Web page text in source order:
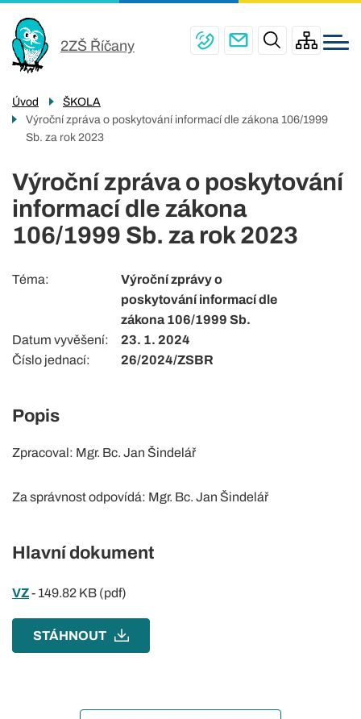
hlavnímu
obsahu
navigace
ŠKOLA
PRO ŽÁKY
PRO RODIČE
KONTAKTY
2ZŠ Říčany
Úvod
ŠKOLA
Výroční zpráva o poskytování informací dle zákona 106/1999
Sb. za rok 2023
Výroční zpráva o poskytování
informací dle zákona
106/1999 Sb. za rok 2023
Téma
Výroční zprávy o
poskytování informací dle
zákona 106/1999 Sb.
Datum vyvěšení
23. 1. 2024
Číslo jednací
26/2024/ZSBR
Popis
Zpracoval: Mgr. Bc. Jan Šindelář
Za správnost odpovídá: Mgr. Bc. Jan Šindelář
Hlavní dokument
VZ- 149.82 KB (pdf)
STÁHNOUT